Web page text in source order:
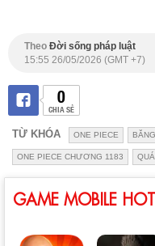
Theo Đời sống pháp luật
15:55 26/05/2026 (GMT +7)
0
CHIA SẺ
TỪ KHÓA ONE PIECE
ONE PIECE CHƯƠNG 1183
GAME MOBILE HOT